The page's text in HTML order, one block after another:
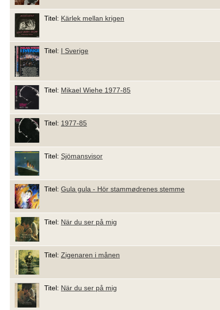
Titel: Kärlek mellan krigen
Titel: I Sverige
Titel: Mikael Wiehe 1977-85
Titel: 1977-85
Titel: Sjömansvisor
Titel: Gula gula - Hör stammødrenes stemme
Titel: När du ser på mig
Titel: Zigenaren i månen
Titel: När du ser på mig